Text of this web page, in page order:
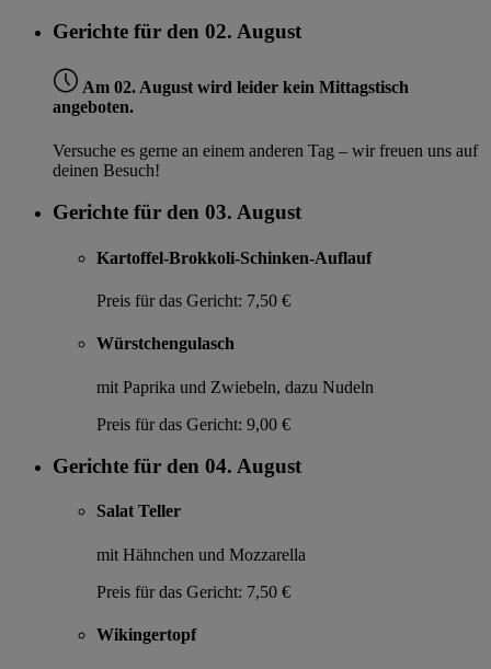
Gerichte für den 02. August
Am 02. August wird leider kein Mittagstisch
angeboten.
Versuche es gerne an einem anderen Tag – wir freuen uns auf
deinen Besuch!
Gerichte für den 03. August
Kartoffel-Brokkoli-Schinken-Auflauf
Preis für das Gericht: 7,50 €
Würstchengulasch
mit Paprika und Zwiebeln, dazu Nudeln
Preis für das Gericht: 9,00 €
Gerichte für den 04. August
Salat Teller
mit Hähnchen und Mozzarella
Preis für das Gericht: 7,50 €
Wikingertopf